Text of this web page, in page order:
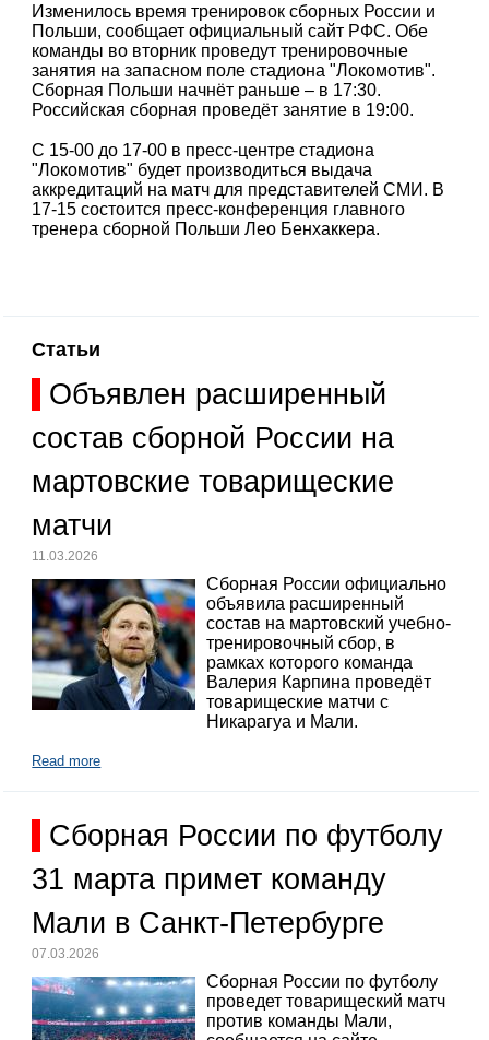
Изменилось время тренировок сборных России и
Польши, сообщает официальный сайт РФС. Обе
команды во вторник проведут тренировочные
занятия на запасном поле стадиона "Локомотив".
Сборная Польши начнёт раньше – в 17:30.
Российская сборная проведёт занятие в 19:00.
С 15-00 до 17-00 в пресс-центре стадиона
"Локомотив" будет производиться выдача
аккредитаций на матч для представителей СМИ. В
17-15 состоится пресс-конференция главного
тренера сборной Польши Лео Бенхаккера.
Статьи
Объявлен расширенный
состав сборной России на
мартовские товарищеские
матчи
11.03.2026
Сборная России официально
объявила расширенный
состав на мартовский учебно-
тренировочный сбор, в
рамках которого команда
Валерия Карпина проведёт
товарищеские матчи с
Никарагуа и Мали.
Read more
Сборная России по футболу
31 марта примет команду
Мали в Санкт-Петербурге
07.03.2026
Сборная России по футболу
проведет товарищеский матч
против команды Мали,